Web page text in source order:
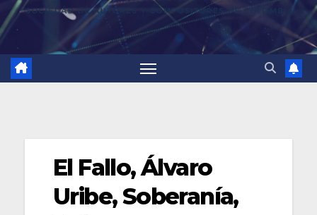
El Fallo, Álvaro
Uribe, Soberanía,